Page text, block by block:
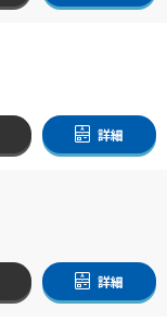
詳細
詳細